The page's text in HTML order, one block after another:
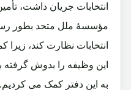
انتخابات جریان داشت،
مؤسسۀ ملل متحد بطور
انتخابات نظارت کند،
این وظیفه را بدوش گرفته
به این دفتر کمک می